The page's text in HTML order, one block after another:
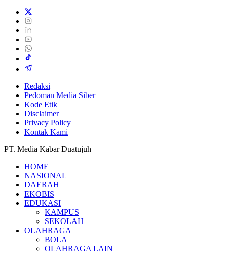
Redaksi
Pedoman Media Siber
Kode Etik
Disclaimer
Privacy Policy
Kontak Kami
PT. Media Kabar Duatujuh
HOME
NASIONAL
DAERAH
EKOBIS
EDUKASI
KAMPUS
SEKOLAH
OLAHRAGA
BOLA
OLAHRAGA LAIN